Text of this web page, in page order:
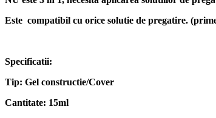
Este compatibil cu orice solutie de pregatire.
Specificatii:
Tip: Gel constructie/Cover
Cantitate: 15ml